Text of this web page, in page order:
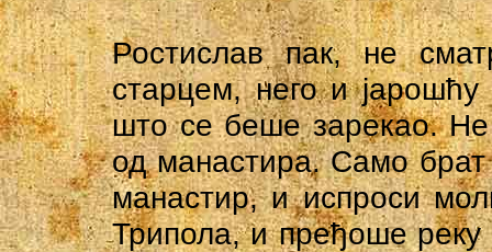
Ростислав пак, не
старцем, него и
што се беше зарекао.
од манастира. Само
манастир, и испроси
Трипола, и пређоше реку